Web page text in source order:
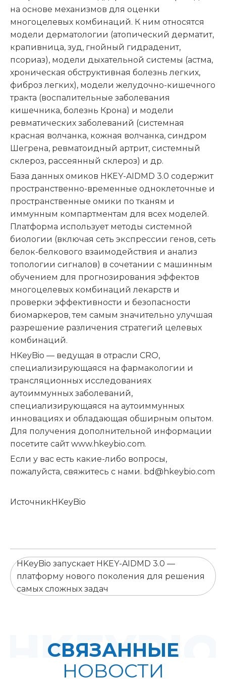
на основе механизмов для оценки
многоцелевых комбинаций. К ним относятся
модели дерматологии (атопический дерматит,
крапивница, зуд, гнойный гидраденит,
псориаз), модели дыхательной системы (астма,
хроническая обструктивная болезнь легких,
фиброз легких), модели желудочно-кишечного
тракта (воспалительные заболевания
кишечника, болезнь Крона) и модели
ревматических заболеваний (системная
красная волчанка, кожная волчанка, синдром
Шегрена, ревматоидный артрит, системный
склероз, рассеянный склероз) и др.
База данных омиков HKEY-AIDMD 3.0 содержит
пространственно-временные одноклеточные и
пространственные омики по тканям и
иммунным компартментам для всех моделей.
Платформа использует методы системной
биологии (включая сеть экспрессии генов, сеть
белок-белкового взаимодействия и анализ
топологии сигналов) в сочетании с машинным
обучением для прогнозирования эффектов
многоцелевых комбинаций лекарств и
проверки эффективности и безопасности
биомаркеров, тем самым значительно улучшая
разрешение различения стратегий целевых
комбинаций.
HKeyBio — ведущая в отрасли CRO,
специализирующаяся на фармакологии и
трансляционных исследованиях
аутоиммунных заболеваний,
специализирующаяся на аутоиммунных
инновациях и обладающая обширным опытом.
Для получения дополнительной информации
посетите сайт www.hkeybio.com.
Если у вас есть какие-либо вопросы,
пожалуйста, свяжитесь с нами. bd@hkeybio.com
ИсточникHKeyBio
HKeyBio запускает HKEY-AIDMD 3.0 —
платформу нового поколения для решения
самых сложных задач
СВЯЗАННЫЕ
НОВОСТИ